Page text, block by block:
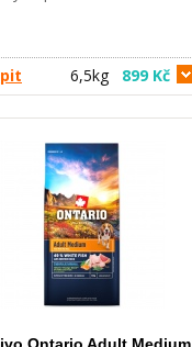
zdrojem sacharidu. S
obsahem obilovin, bez
je rýže. Vyvážené
6,5kg 899 Kč